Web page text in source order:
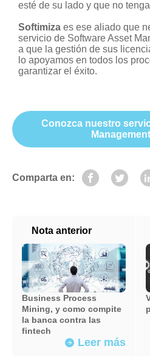
esté de su lado y que no
Softimiza es ese aliado que
servicio de Software Asset
a que la gestión de sus
lo apoyamos en todos los
garantizar el éxito.
Conozca nuestro
Comparta en:
Nota anterior
Business Process
Mining, y como compite
la banca contra las
fintech
arrow_forward Leer más